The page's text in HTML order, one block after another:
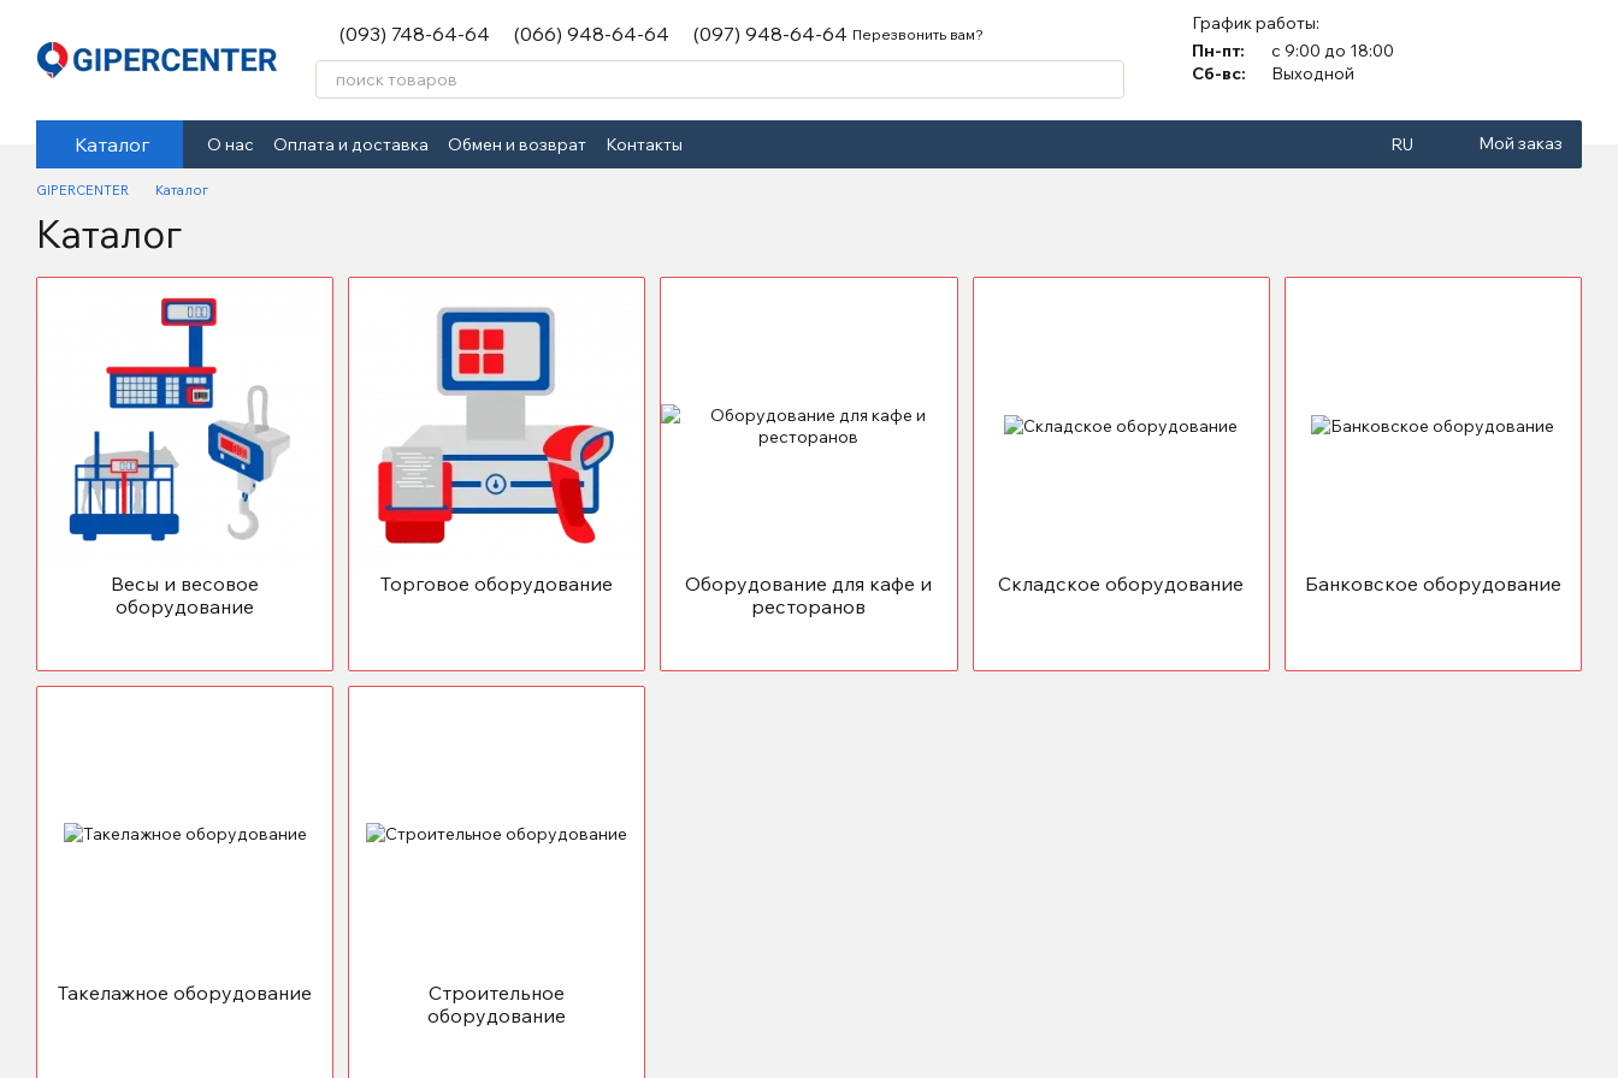
(093) 748-64-64 (066) 948-64-64 (097) 948-64-64 Перезвонить вам?
График работы:
Пн-пт:
с 9:00 до 18:00
Сб-вс:
Выходной
Каталог О нас Оплата и доставка Обмен и возврат Контакты RU Мой заказ
GIPERCENTER Каталог
Каталог
Весы и весовое
оборудование
Торговое оборудование
Оборудование для кафе и
ресторанов
Складское оборудование Банковское оборудование
Такелажное оборудование
Строительное
оборудование